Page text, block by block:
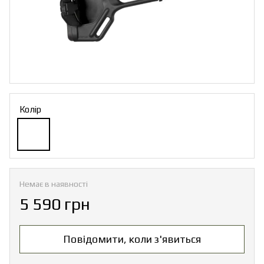
Колір
Немає в наявності
5 590 грн
Повідомити, коли з'явиться